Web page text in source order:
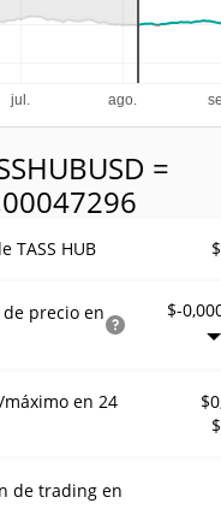
USD =
TASS HUB
precio en
$-
en 24
de trading en